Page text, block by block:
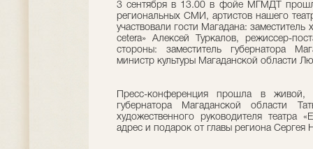
3 сентября в 13.00 в фойе МГМДТ
региональных СМИ, артистов нашего
участвовали гости Магадана: заместитель
сetera» Алексей Туркалов, режиссер-
стороны: заместитель губернатора
министр культуры Магаданской области
Пресс-конференция прошла в живой,
губернатора Магаданской области
художественного руководителя театра
адрес и подарок от главы региона Сергея